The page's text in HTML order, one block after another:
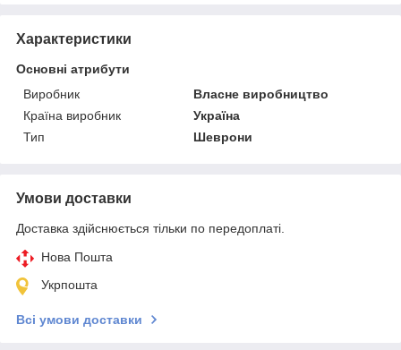
Характеристики
Основні атрибути
Виробник
Власне виробництво
Країна виробник
Україна
Тип
Шеврони
Умови доставки
Доставка здійснюється тільки по передоплаті.
Нова Пошта
Укрпошта
Всі умови доставки